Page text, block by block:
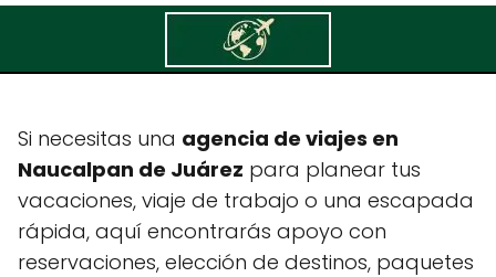
Tcd Operadora
Si necesitas una agencia de viajes en
Naucalpan de Juárez para planear tus
vacaciones, viaje de trabajo o una escapada
rápida, aquí encontrarás apoyo con
reservaciones, elección de destinos, paquetes